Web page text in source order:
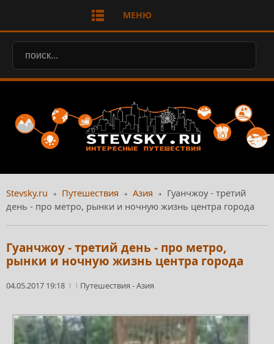
МЕНЮ
Stevsky.ru Путешествия Азия
Гуанчжоу - третий
день - про метро, рынки и ночную жизнь центра города
Гуанчжоу - третий день - про метро,
рынки и ночную жизнь центра города
04.05.2017 19:18 Путешествия -Азия